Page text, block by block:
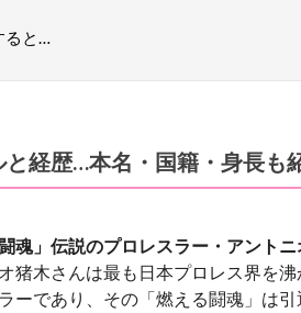
ると…
経歴…本名・国籍・身長も
闘魂」伝説のプロレスラー・アント
猪木さんは最も日本プロレス界を
ーであり、その「燃える闘魂」は